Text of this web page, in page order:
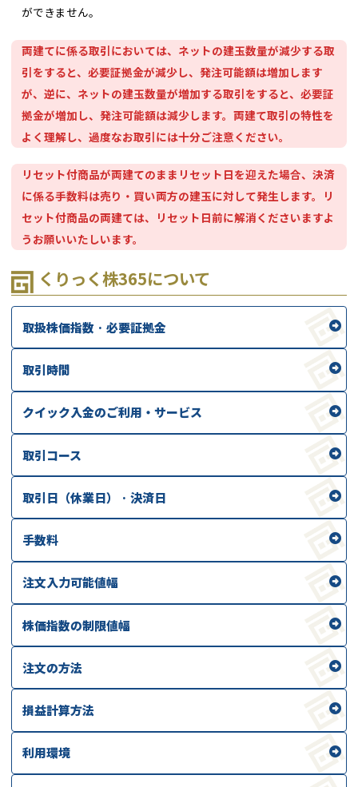
ができません。
両建てに係る取引においては、ネットの建玉数量が減少する取
引をすると、必要証拠金が減少し、発注可能額は増加します
が、逆に、ネットの建玉数量が増加する取引をすると、必要証
拠金が増加し、発注可能額は減少します。両建て取引の特性を
よく理解し、過度なお取引には十分ご注意ください。
リセット付商品が両建てのままリセット日を迎えた場合、決済
に係る手数料は売り・買い両方の建玉に対して発生します。リ
セット付商品の両建ては、リセット日前に解消くださいますよ
うお願いいたしいます。
くりっく株365について
取扱株価指数 · 必要証拠金
取引時間
クイック入金のご利用・サービス
取引コース
取引日（休業日） · 決済日
手数料
注文入力可能値幅
株価指数の制限値幅
注文の方法
損益計算方法
利用環境